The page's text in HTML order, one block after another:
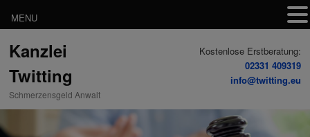
Inhalt
sekundären
wechseln
Kanzlei
Twitting
Schmerzensgeld Anwalt
Kostenlose Erstberatung:
02331 409319
info@twitting.eu
MENU